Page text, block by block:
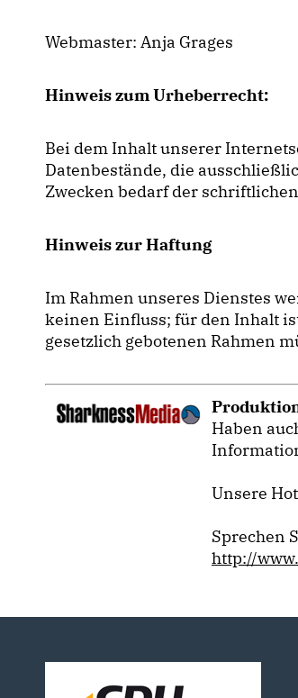
Webmaster: Anja Grages
Hinweis zum Urheberrecht:
Bei dem Inhalt unserer
Datenbestände, die
Zwecken bedarf der
Hinweis zur Haftung
Im Rahmen unseres Dienstes
keinen Einfluss; für den Inhalt
gesetzlich gebotenen Rahmen
Haben
Unsere
Sprechen
http://